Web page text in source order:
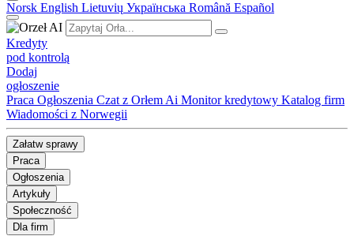
Norsk English Lietuvių Українська Română Español
Kredyty
pod kontrolą
Dodaj
ogłoszenie
Praca Ogłoszenia Czat z Orłem Ai Monitor kredytowy Katalog firm
Wiadomości z Norwegii
Załatw sprawy
Praca
Ogłoszenia
Artykuły
Społeczność
Dla firm